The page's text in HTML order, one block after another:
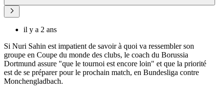
il y a 2 ans
Si Nuri Sahin est impatient de savoir à quoi va ressembler son
groupe en Coupe du monde des clubs, le coach du Borussia
Dortmund assure "que le tournoi est encore loin" et que la priorité
est de se préparer pour le prochain match, en Bundesliga contre
Monchengladbach.